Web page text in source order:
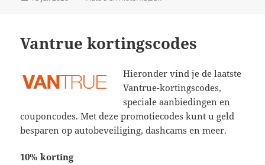
Vantrue kortingscodes
Hieronder vind je de laatste
Vantrue-kortingscodes,
speciale aanbiedingen en
couponcodes. Met deze promotiecodes kunt u geld
besparen op autobeveiliging, dashcams en meer.
10% korting